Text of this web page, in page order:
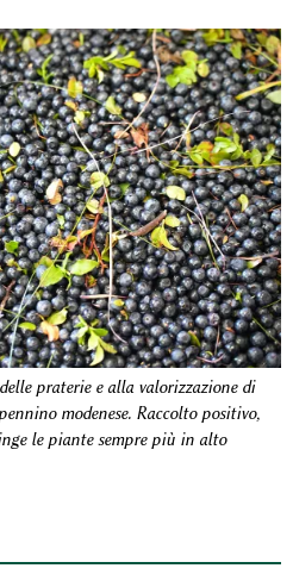
praterie e alla valorizzazione di
modenese. Raccolto positivo,
le piante sempre più in alto